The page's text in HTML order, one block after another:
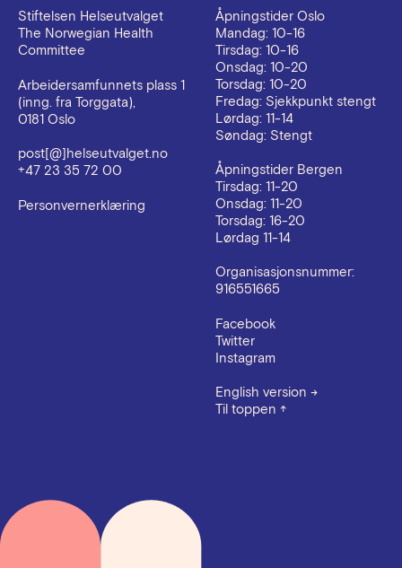
Stiftelsen Helseutvalget
The Norwegian Health
Committee
Arbeidersamfunnets plass 1
(inng. fra Torggata),
0181 Oslo
post[@]helseutvalget.no
+47 23 35 72 00
Personvernerklæring
Åpningstider Oslo
Mandag: 10-16
Tirsdag: 10-16
Onsdag: 10-20
Torsdag: 10-20
Fredag: Sjekkpunkt stengt
Lørdag: 11-14
Søndag: Stengt
Åpningstider Bergen
Tirsdag: 11-20
Onsdag: 11-20
Torsdag: 16-20
Lørdag 11-14
Organisasjonsnummer:
916551665
Facebook
Twitter
Instagram
English version →
Til toppen ↑